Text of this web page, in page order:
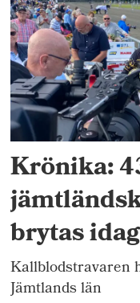
Krönika:
brytas idag
Kallblodstravaren
Jämtlands län